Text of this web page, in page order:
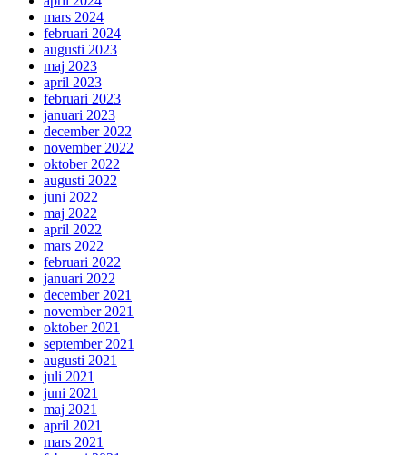
mars 2024
februari 2024
augusti 2023
maj 2023
april 2023
februari 2023
januari 2023
december 2022
november 2022
oktober 2022
augusti 2022
juni 2022
maj 2022
april 2022
mars 2022
februari 2022
januari 2022
december 2021
november 2021
oktober 2021
september 2021
augusti 2021
juli 2021
juni 2021
maj 2021
april 2021
mars 2021